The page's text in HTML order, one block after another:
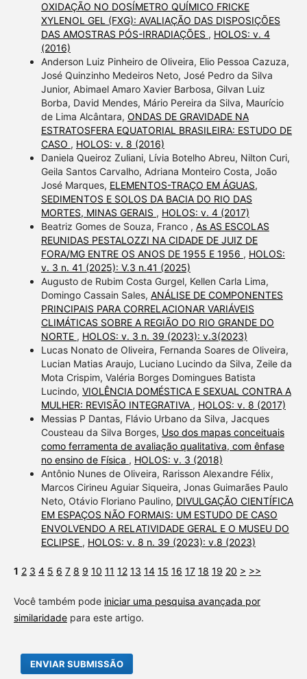
OXIDAÇÃO NO DOSÍMETRO QUÍMICO FRICKE
XYLENOL GEL (FXG): AVALIAÇÃO DAS DISPOSIÇÕES
DAS AMOSTRAS PÓS-IRRADIAÇÕES , HOLOS: v. 4
(2016)
Anderson Luiz Pinheiro de Oliveira, Elio Pessoa Cazuza,
José Quinzinho Medeiros Neto, José Pedro da Silva
Junior, Abimael Amaro Xavier Barbosa, Gilvan Luiz
Borba, David Mendes, Mário Pereira da Silva, Maurício
de Lima Alcântara, ONDAS DE GRAVIDADE NA
ESTRATOSFERA EQUATORIAL BRASILEIRA: ESTUDO DE
CASO , HOLOS: v. 8 (2016)
Daniela Queiroz Zuliani, Lívia Botelho Abreu, Nilton Curi,
Geila Santos Carvalho, Adriana Monteiro Costa, João
José Marques, ELEMENTOS-TRAÇO EM ÁGUAS,
SEDIMENTOS E SOLOS DA BACIA DO RIO DAS
MORTES, MINAS GERAIS , HOLOS: v. 4 (2017)
Beatriz Gomes de Souza, Franco , As AS ESCOLAS
REUNIDAS PESTALOZZI NA CIDADE DE JUIZ DE
FORA/MG ENTRE OS ANOS DE 1955 E 1956 , HOLOS:
v. 3 n. 41 (2025): V.3 n.41 (2025)
Augusto de Rubim Costa Gurgel, Kellen Carla Lima,
Domingo Cassain Sales, ANÁLISE DE COMPONENTES
PRINCIPAIS PARA CORRELACIONAR VARIÁVEIS
CLIMÁTICAS SOBRE A REGIÃO DO RIO GRANDE DO
NORTE , HOLOS: v. 3 n. 39 (2023): v.3(2023)
Lucas Nonato de Oliveira, Fernanda Soares de Oliveira,
Lucian Matias Araujo, Luciano Lucindo da Silva, Zeile da
Mota Crispim, Valéria Borges Domingues Batista
Lucindo, VIOLÊNCIA DOMÉSTICA E SEXUAL CONTRA A
MULHER: REVISÃO INTEGRATIVA , HOLOS: v. 8 (2017)
Messias P Dantas, Flávio Urbano da Silva, Jacques
Cousteau da Silva Borges, Uso dos mapas conceituais
como ferramenta de avaliação qualitativa, com ênfase
no ensino de Física , HOLOS: v. 3 (2018)
Antônio Nunes de Oliveira, Rarisson Alexandre Félix,
Marcos Cirineu Aguiar Siqueira, Jonas Guimarães Paulo
Neto, Otávio Floriano Paulino, DIVULGAÇÃO CIENTÍFICA
EM ESPAÇOS NÃO FORMAIS: UM ESTUDO DE CASO
ENVOLVENDO A RELATIVIDADE GERAL E O MUSEU DO
ECLIPSE , HOLOS: v. 8 n. 39 (2023): v.8 (2023)
1 2 3 4 5 6 7 8 9 10 11 12 13 14 15 16 17 18 19 20 > >>
Você também pode iniciar uma pesquisa avançada por
similaridadepara este artigo.
ENVIAR SUBMISSÃO